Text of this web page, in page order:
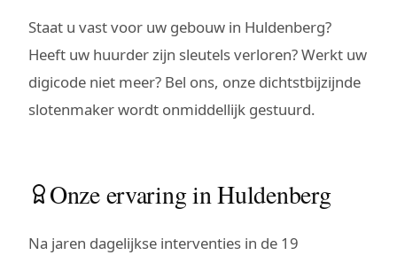
Staat u vast voor uw gebouw in Huldenberg?
Heeft uw huurder zijn sleutels verloren? Werkt uw
digicode niet meer? Bel ons, onze dichtstbijzijnde
slotenmaker wordt onmiddellijk gestuurd.
Onze ervaring in Huldenberg
Na jaren dagelijkse interventies in de 19